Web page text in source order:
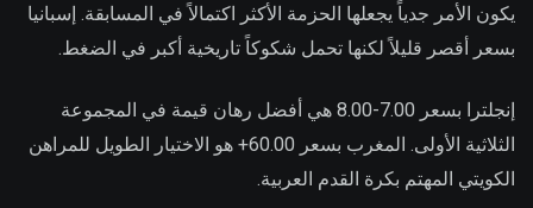
يكون الأمر جدياً يجعلها الحزمة الأكثر اكتمالاً في المسابقة. إسبانيا
بسعر أقصر قليلاً لكنها تحمل شكوكاً تاريخية أكبر في الضغط.
إنجلترا بسعر 7.00-8.00 هي أفضل رهان قيمة في المجموعة
الثلاثية الأولى. المغرب بسعر 60.00+ هو الاختيار الطويل للمراهن
الكويتي المهتم بكرة القدم العربية.